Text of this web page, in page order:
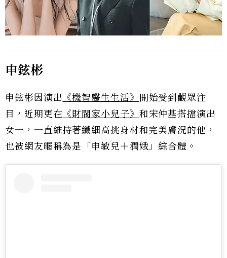
申鉉彬
申鉉彬因演出 《機智醫生生活》 開始受到觀眾注
目，近期更在 《財閥家小兒子》 和宋仲基搭擋演出
女一，一直維持著纖細高挑身材和完美膚況的他，
也被網友暱稱為是「申敏兒＋潤娥」綜合體。